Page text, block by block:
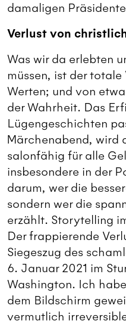
damaligen
Verlust von
Was wir da erlebten
müssen, ist der
Werten; und von
der Wahrheit. Das
Lügengeschichten
Märchenabend, wird
salonfähig für alle
insbesondere in der
darum, wer die
sondern wer die
erzählt. Storytelling
Der frappierende
Siegeszug des
6. Januar 2021 im
Washington. Ich
dem Bildschirm
vermutlich